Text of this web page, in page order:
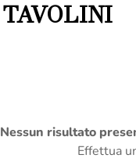
TAVOLINI
Nessun risultato
Effettua